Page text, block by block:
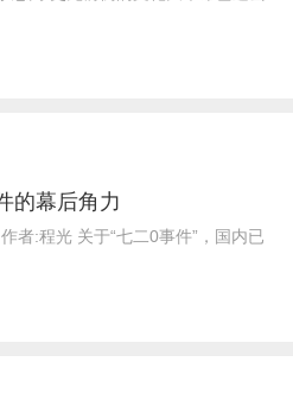
的幕后角力
者:程光 关于“七二0事件”，国内已